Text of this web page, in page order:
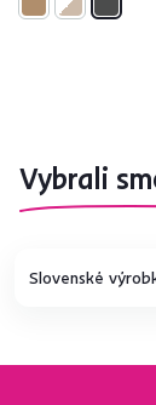
Vybrali
Slovenské